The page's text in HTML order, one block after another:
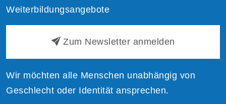
Weiterbildungsangebote
Zum Newsletter anmelden
Wir möchten alle Menschen unabhängig von
Geschlecht oder Identität ansprechen.